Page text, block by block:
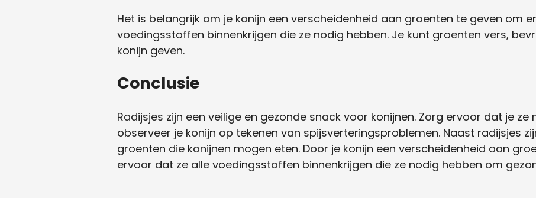
Het is belangrijk om je konijn een verscheidenheid aan groenten te geven om
voedingsstoffen binnenkrijgen die ze nodig hebben. Je kunt groenten vers,
konijn geven.
Conclusie
Radijsjes zijn een veilige en gezonde snack voor konijnen. Zorg ervoor dat je
observeer je konijn op tekenen van spijsverteringsproblemen. Naast radijsjes
groenten die konijnen mogen eten. Door je konijn een verscheidenheid aan
ervoor dat ze alle voedingsstoffen binnenkrijgen die ze nodig hebben om